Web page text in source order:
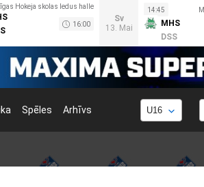
Hokeja skolas ledus halle
16:00
Sv
13. Mai
14:45
MHS
DSS
Spēles Arhīvs